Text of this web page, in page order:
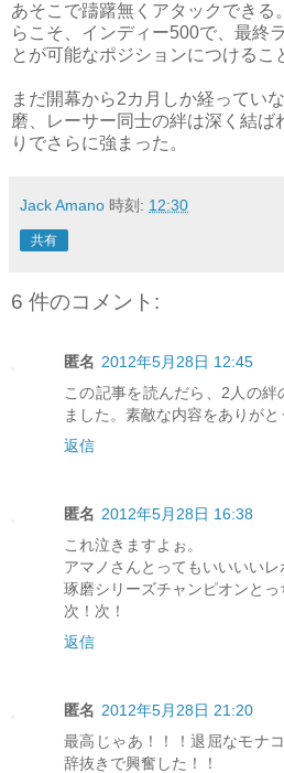
あそこで躊躇無くアタックできる
らこそ、インディー500で、最終
とが可能なポジションにつけるこ
まだ開幕から2カ月しか経ってい
磨、レーサー同士の絆は深く結ば
りでさらに強まった。
Jack Amano 時刻: 12:30
共有
6 件のコメント:
匿名 2012年5月28日 12:45
この記事を読んだら、2人の
ました。素敵な内容をありがと
返信
匿名 2012年5月28日 16:38
これ泣きますよぉ。
アマノさんとってもいいいいレ
琢磨シリーズチャンピオンとっ
次！次！
返信
匿名 2012年5月28日 21:20
最高じゃあ！！！退屈なモナ
辞抜きで興奮した！！